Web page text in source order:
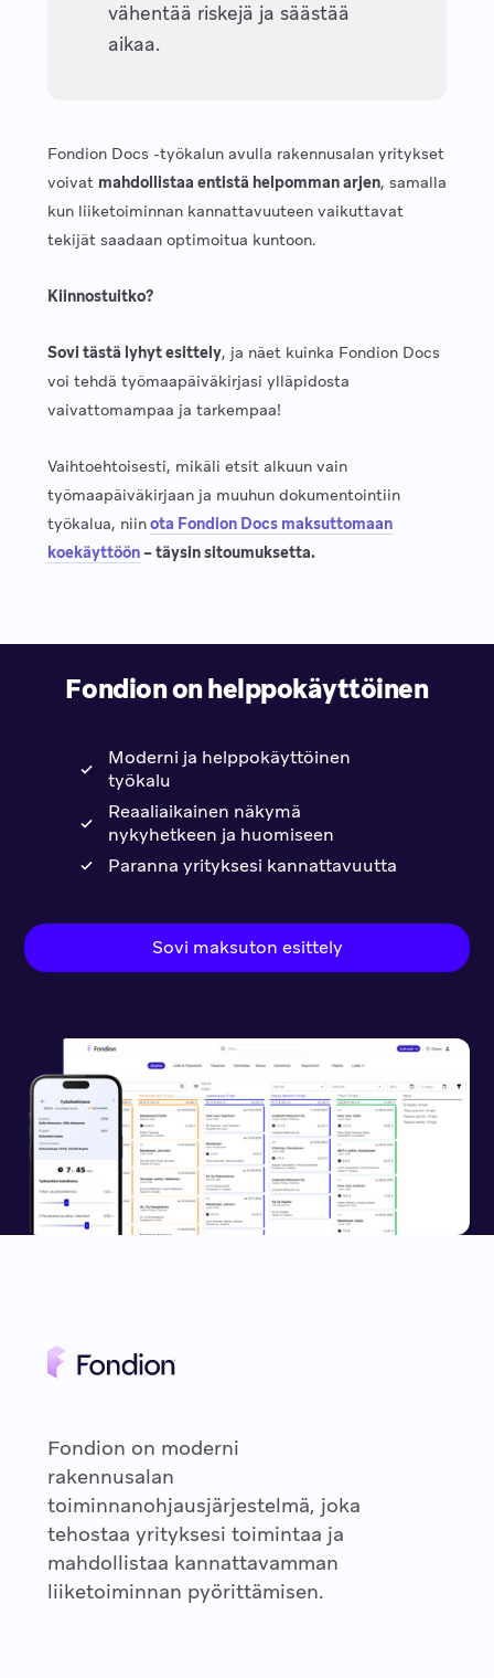
vähentää riskejä ja säästää
aikaa.
Fondion Docs -työkalun avulla rakennusalan yritykset
voivat mahdollistaa entistä helpomman arjen, samalla
kun liiketoiminnan kannattavuuteen vaikuttavat
tekijät saadaan optimoitua kuntoon.
Kiinnostuitko?
Sovi tästä lyhyt esittely, ja näet kuinka Fondion Docs
voi tehdä työmaapäiväkirjasi ylläpidosta
vaivattomampaa ja tarkempaa!
Vaihtoehtoisesti, mikäli etsit alkuun vain
työmaapäiväkirjaan ja muuhun dokumentointiin
työkalua, niinota Fondion Docs maksuttomaan
koekäyttöön– täysin sitoumuksetta.
Fondion on helppokäyttöinen
Moderni ja helppokäyttöinen
työkalu
Reaaliaikainen näkymä
nykyhetkeen ja huomiseen
Paranna yrityksesi kannattavuutta
Sovi maksuton esittely
Fondion on moderni
rakennusalan
toiminnanohjausjärjestelmä, joka
tehostaa yrityksesi toimintaa ja
mahdollistaa kannattavamman
liiketoiminnan pyörittämisen.